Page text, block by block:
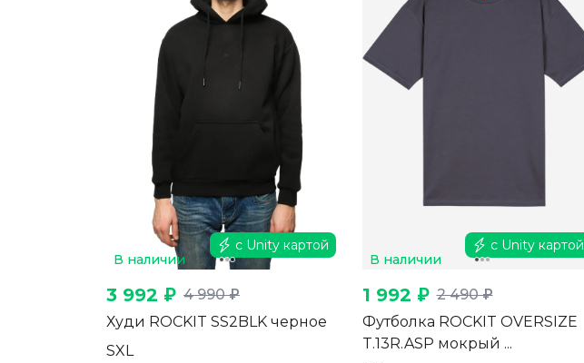
В наличии
с Unity картой
3 992 ₽ 4 990 ₽
Худи ROCKIT SS2BLK черное
SXL
В наличии
с Unity картой
1 992 ₽ 2 490 ₽
Футболка ROCKIT OVERSIZE
T.13R.ASP мокрый ...